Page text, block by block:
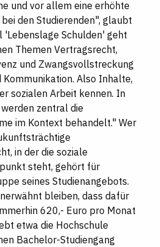
und vor allem eine erhöhte
den Studierenden", glaubt
'Lebenslage Schulden' geht
Themen Vertragsrecht,
und Zwangsvollstreckung
Also Inhalte,
sozialen Arbeit kennen. In
zentral die
im Kontext behandelt." Wer
in der die soziale
steht, gehört für
seines Studienangebots.
bleiben, dass dafür
620,- Euro pro Monat
etwa die Hochschule
Bachelor-Studiengang